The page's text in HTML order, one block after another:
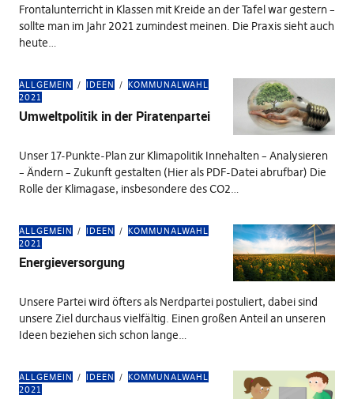
Frontalunterricht in Klassen mit Kreide an der Tafel war gestern –
sollte man im Jahr 2021 zumindest meinen. Die Praxis sieht auch
heute…
ALLGEMEIN IDEEN
KOMMUNALWAHL
2021
Umweltpolitik in der Piratenpartei
Unser 17-Punkte-Plan zur Klimapolitik Innehalten – Analysieren
– Ändern – Zukunft gestalten (Hier als PDF-Datei abrufbar) Die
Rolle der Klimagase, insbesondere des CO2…
ALLGEMEIN IDEEN
KOMMUNALWAHL
2021
Energieversorgung
Unsere Partei wird öfters als Nerdpartei postuliert, dabei sind
unsere Ziel durchaus vielfältig. Einen großen Anteil an unseren
Ideen beziehen sich schon lange…
ALLGEMEIN IDEEN
KOMMUNALWAHL
2021